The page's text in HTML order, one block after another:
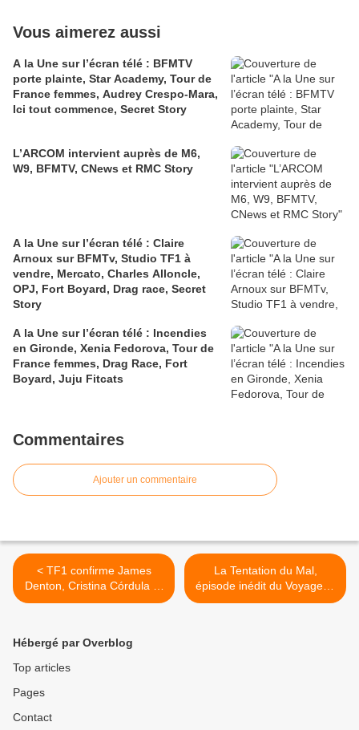
Vous aimerez aussi
A la Une sur l’écran télé : BFMTV
porte plainte, Star Academy, Tour de
France femmes, Audrey Crespo-Mara,
Ici tout commence, Secret Story
L’ARCOM intervient auprès de M6,
W9, BFMTV, CNews et RMC Story
A la Une sur l’écran télé : Claire
Arnoux sur BFMTv, Studio TF1 à
vendre, Mercato, Charles Alloncle,
OPJ, Fort Boyard, Drag race, Secret
Story
A la Une sur l’écran télé : Incendies
en Gironde, Xenia Fedorova, Tour de
France femmes, Drag Race, Fort
Boyard, Juju Fitcats
Commentaires
Ajouter un commentaire
< TF1 confirme James
Denton, Cristina Córdula et
Cœur de Pirate au casting
l’antenne
La Tentation du Mal,
épisode inédit du Voyageur,
ce soir à 21h10 sur France
Hébergé par Overblog
Top articles
Pages
Contact